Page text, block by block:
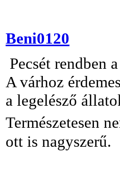
Beni0120
Pecsét rendben
A várhoz
a legelésző
Természetesen
ott is nagyszerű.